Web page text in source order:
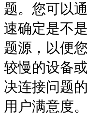
题。您可以
速确定是不
题源，以便
较慢的设备
决连接问题
用户满意度。